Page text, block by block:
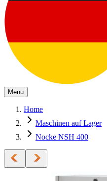
Menu
Home
Maschinen auf Lager
Nocke NSH 400